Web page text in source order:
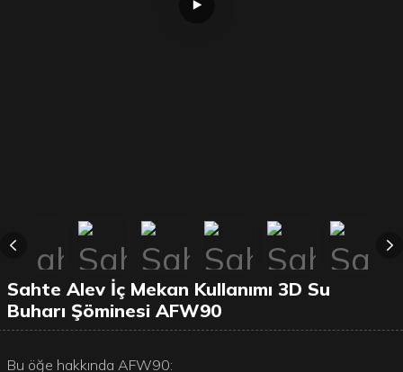
Sahte Alev İç Mekan Kullanımı 3D Su
Buharı Şöminesi AFW90
Bu öğe hakkında AFW90: